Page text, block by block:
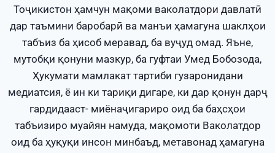
Тоҷикистон ҳамчун мақоми ваколатдори давлатӣ
дар таъмини баробарӣ ва манъи ҳамагуна шаклҳои
табъиз ба ҳисоб меравад, ба вуҷуд омад. Яъне,
мутобқи қонуни мазкур, ба гуфтаи Умед Бобозода,
Ҳукумати мамлакат тартиби гузаронидани
медиатсия, ё ин ки тариқи дигаре, ки дар қонун дарҷ
гардидааст- миёнаҷигариро оид ба баҳсҳои
табъизиро муайян намуда, мақомоти Ваколатдор
оид ба ҳуқуқи инсон минбаъд, метавонад ҳамагуна